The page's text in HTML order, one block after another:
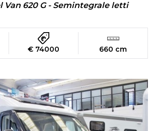
Van 620 G - Semintegrale letti
€ 74000 660 cm